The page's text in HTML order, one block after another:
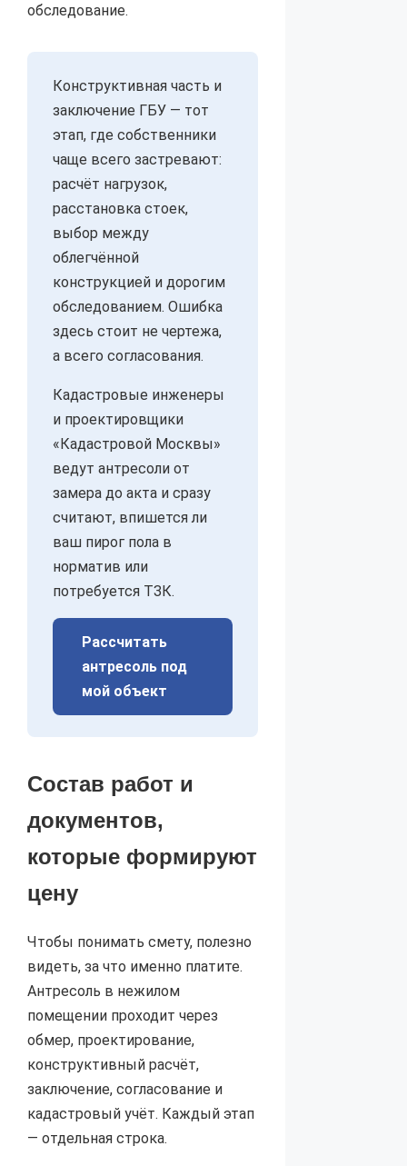
обследование.
Конструктивная часть и
заключение ГБУ — тот
этап, где собственники
чаще всего застревают:
расчёт нагрузок,
расстановка стоек,
выбор между
облегчённой
конструкцией и дорогим
обследованием. Ошибка
здесь стоит не чертежа,
а всего согласования.
Кадастровые инженеры
и проектировщики
«Кадастровой Москвы»
ведут антресоли от
замера до акта и сразу
считают, впишется ли
ваш пирог пола в
норматив или
потребуется ТЗК.
Рассчитать
антресоль под
мой объект
Состав работ и
документов,
которые формируют
цену
Чтобы понимать смету, полезно
видеть, за что именно платите.
Антресоль в нежилом
помещении проходит через
обмер, проектирование,
конструктивный расчёт,
заключение, согласование и
кадастровый учёт. Каждый этап
— отдельная строка.